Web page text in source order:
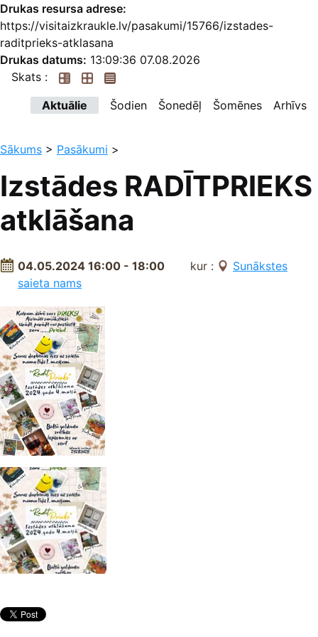
Drukas resursa adrese:
https://visitaizkraukle.lv/pasakumi/15766/izstades-
raditprieks-atklasana
Drukas datums: 13:09:36 07.08.2026
Skats :
Aktuālie
Šodien Šonedēļ Šomēnes Arhīvs
Sākums > Pasākumi >
Izstādes RADĪTPRIEKS
atklāšana
04.05.2024 16:00 - 18:00 kur :
Sunākstes
saieta nams